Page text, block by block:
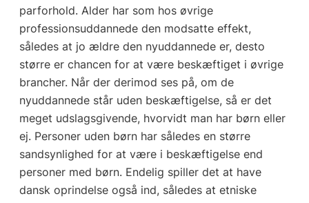
parforhold. Alder har som hos øvrige
professionsuddannede den modsatte effekt,
således at jo ældre den nyuddannede er, desto
større er chancen for at være beskæftiget i øvrige
brancher. Når der derimod ses på, om de
nyuddannede står uden beskæftigelse, så er det
meget udslagsgivende, hvorvidt man har børn eller
ej. Personer uden børn har således en større
sandsynlighed for at være i beskæftigelse end
personer med børn. Endelig spiller det at have
dansk oprindelse også ind, således at etniske